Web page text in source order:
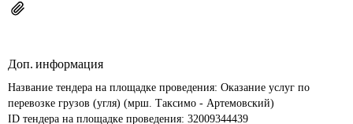
Доп. информация
Название тендера на площадке проведения: Оказание услуг по
перевозке грузов (угля) (мрш. Таксимо - Артемовский)
ID тендера на площадке проведения: 32009344439